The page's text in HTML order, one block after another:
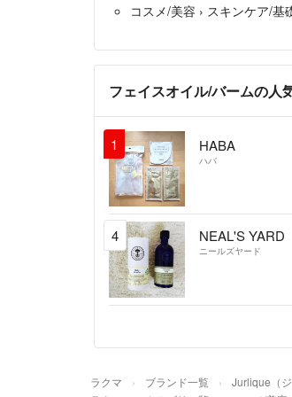
コスメ/美容 › スキンケア/基
フェイスオイル/バームの人
1 HABA
ハバ
4 NEAL'S YARD
ニールズヤード
ラクマ ブランド一覧 Jurlique（ジ